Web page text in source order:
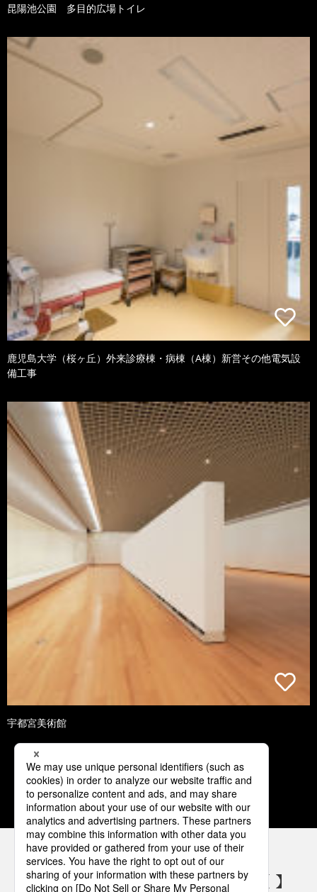
昆陽池公園 多目的広場トイレ
鹿児島大学（桜ヶ丘）外来診療棟・病棟（A棟）新営その他電気設
備工事
宇都宮美術館
1 2 3 4 5
パナソニックの電気設備 SNSアカウント